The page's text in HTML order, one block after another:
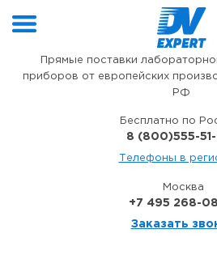
Прямые поставки
приборов от европейских
РФ
Бесплатно по
8 (800)555-
Телефоны в
Москва
+7 495 268-
Заказать